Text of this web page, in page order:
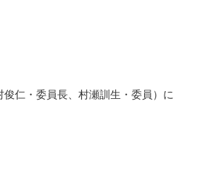
仁・委員長、村瀬訓生・委員）に